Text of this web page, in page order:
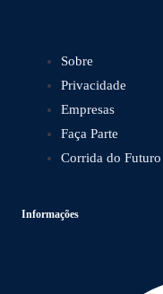
Sobre
Privacidade
Empresas
Faça Parte
Corrida do Futuro
Informações